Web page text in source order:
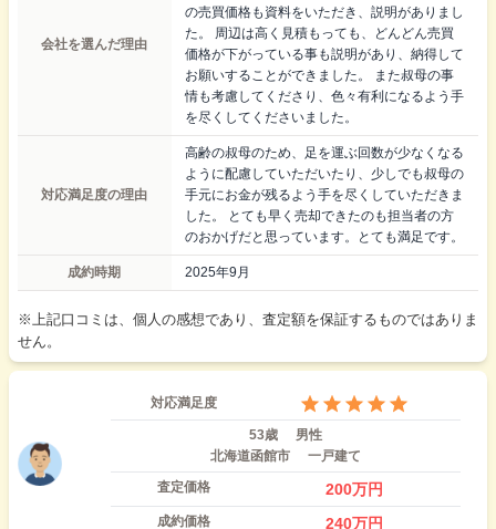
会社を選んだ理由
の売買価格も資料をいただき、説明がありまし
た。 周辺は高く見積もっても、どんどん売買
価格が下がっている事も説明があり、納得して
お願いすることができました。 また叔母の事
情も考慮してくださり、色々有利になるよう手
を尽くしてくださいました。
対応満足度の理由
高齢の叔母のため、足を運ぶ回数が少なくなる
ように配慮していただいたり、少しでも叔母の
手元にお金が残るよう手を尽くしていただきま
した。 とても早く売却できたのも担当者の方
のおかげだと思っています。とても満足です。
成約時期 2025年9月
※上記口コミは、個人の感想であり、査定額を保証するものではありま
せん。
対応満足度
53歳
男性
北海道函館市
一戸建て
査定価格
200万円
成約価格 240万円